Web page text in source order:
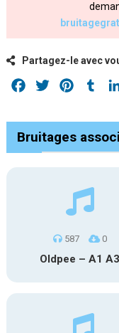
Partagez-le avec
Facebook
Twitter
Bruitages
587 0
Oldpee – A1 A3